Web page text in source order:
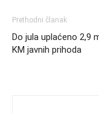
Prethodni članak
Do jula uplaćeno 2,9
KM javnih prihoda